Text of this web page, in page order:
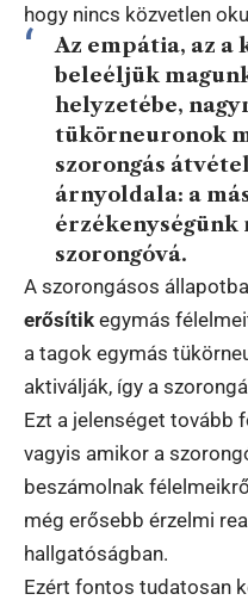
hogy nincs közvetlen
Az empátia, az a
beleéljük
helyzetébe,
tükörneuronok
szorongás
árnyoldala: a
szorongóvá.
A szorongásos
erősítik egymás
a tagok egymás
aktiválják, így a
Ezt a jelenséget tovább
vagyis amikor a
beszámolnak
még erősebb érzelmi
hallgatóságban.
Ezért fontos tudatosan